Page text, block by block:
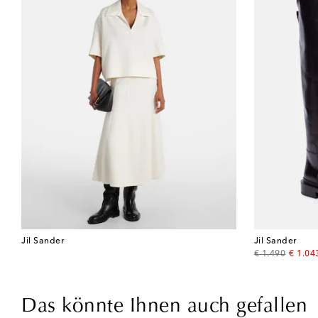
Jil Sander
Jil Sander
€ 1.490
original price
€
Das könnte Ihnen auch gefallen